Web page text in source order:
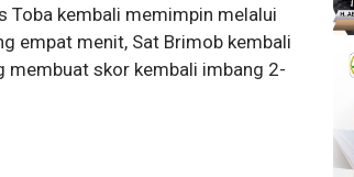
Toba kembali memimpin melalui
empat menit, Sat Brimob kembali
membuat skor kembali imbang 2-